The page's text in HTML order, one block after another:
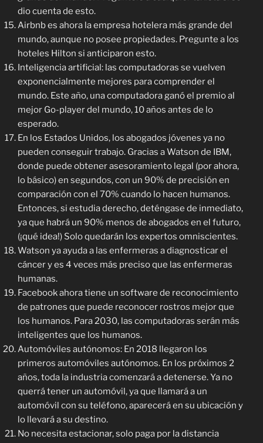
dio cuenta de esto.
Airbnb es ahora la empresa hotelera más grande del
mundo, aunque no posee propiedades. Pregunte a los
hoteles Hilton si anticiparon esto.
Inteligencia artificial: las computadoras se vuelven
exponencialmente mejores para comprender el
mundo. Este año, una computadora ganó el premio al
mejor Go-player del mundo, 10 años antes de lo
esperado.
En los Estados Unidos, los abogados jóvenes ya no
pueden conseguir trabajo. Gracias a Watson de IBM,
donde puede obtener asesoramiento legal (por ahora,
lo básico) en segundos, con un 90% de precisión en
comparación con el 70% cuando lo hacen humanos.
Entonces, si estudia derecho, deténgase de inmediato,
ya que habrá un 90% menos de abogados en el futuro,
(¡qué idea!) Solo quedarán los expertos omniscientes.
Watson ya ayuda a las enfermeras a diagnosticar el
cáncer y es 4 veces más preciso que las enfermeras
humanas.
Facebook ahora tiene un software de reconocimiento
de patrones que puede reconocer rostros mejor que
los humanos. Para 2030, las computadoras serán más
inteligentes que los humanos.
Automóviles autónomos: En 2018 llegaron los
primeros automóviles autónomos. En los próximos 2
años, toda la industria comenzará a detenerse. Ya no
querrá tener un automóvil, ya que llamará a un
automóvil con su teléfono, aparecerá en su ubicación y
lo llevará a su destino.
No necesita estacionar, solo paga por la distancia